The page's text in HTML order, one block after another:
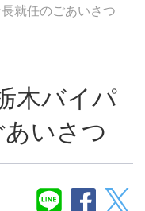
就任のごあいさつ
木バイパ
いさつ